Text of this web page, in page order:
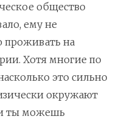
общество
ему не
проживать на
Хотя многие по
это сильно
окружают
ты можешь